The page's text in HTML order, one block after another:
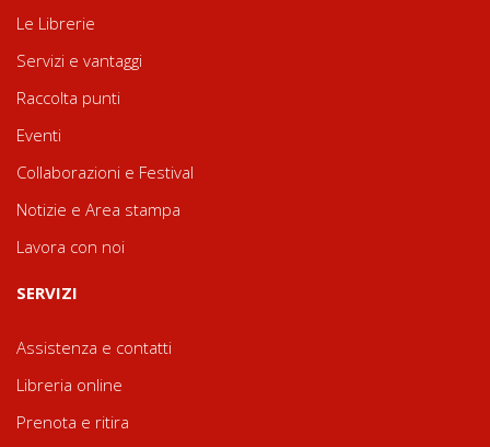
Le Librerie
Servizi e vantaggi
Raccolta punti
Eventi
Collaborazioni e Festival
Notizie e Area stampa
Lavora con noi
SERVIZI
Assistenza e contatti
Libreria online
Prenota e ritira